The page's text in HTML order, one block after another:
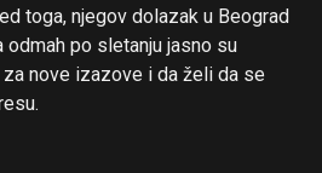
toga, njegov dolazak u Beograd
odmah po sletanju jasno su
nove izazove i da želi da se